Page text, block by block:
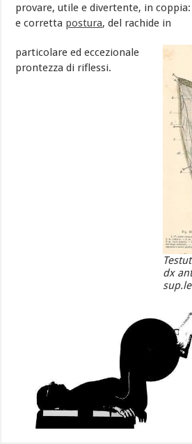
provare, utile e divertente, in
e corretta postura, del rachide in
dx
sup.le
particolare ed eccezionale
prontezza di riflessi.